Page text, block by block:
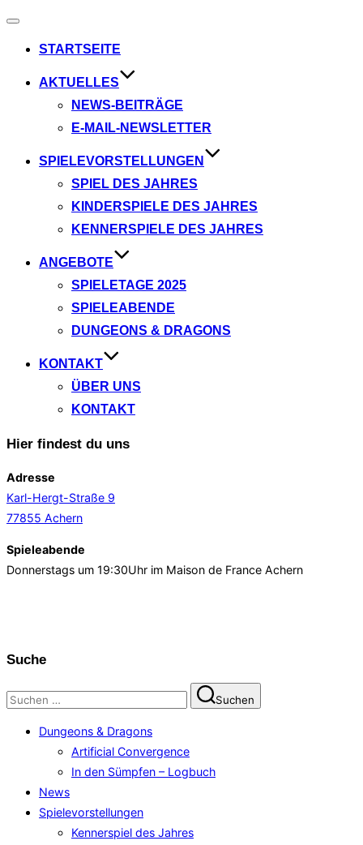
Navigation
STARTSEITE
AKTUELLES
NEWS-BEITRÄGE
E-MAIL-NEWSLETTER
SPIELEVORSTELLUNGEN
SPIEL DES JAHRES
KINDERSPIELE DES JAHRES
KENNERSPIELE DES JAHRES
ANGEBOTE
SPIELETAGE 2025
SPIELEABENDE
DUNGEONS & DRAGONS
KONTAKT
ÜBER UNS
KONTAKT
Hier findest du uns
Adresse
Karl-Hergt-Straße 9
77855 Achern
Spieleabende
Donnerstags um 19:30Uhr im Maison de France Achern
Suche
Suchen
nach:
Suchen
Dungeons & Dragons
Artificial Convergence
In den Sümpfen – Logbuch
News
Spielevorstellungen
Kennerspiel des Jahres